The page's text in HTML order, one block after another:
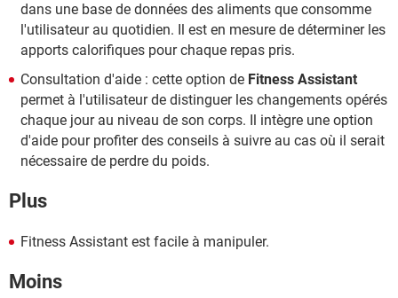
dans une base de données des aliments que consomme
l'utilisateur au quotidien. Il est en mesure de déterminer les
apports calorifiques pour chaque repas pris.
Consultation d'aide : cette option de Fitness Assistant
permet à l'utilisateur de distinguer les changements opérés
chaque jour au niveau de son corps. Il intègre une option
d'aide pour profiter des conseils à suivre au cas où il serait
nécessaire de perdre du poids.
Plus
Fitness Assistant est facile à manipuler.
Moins